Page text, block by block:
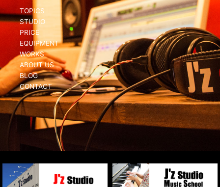
TOPICS
STUDIO
PRICE
EQUIPMENT
WORKS
ABOUT US
BLOG
CONTACT